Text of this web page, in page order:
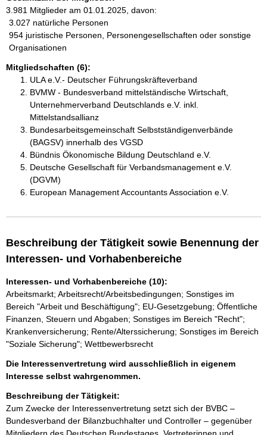
3.981 Mitglieder am 01.01.2025, davon:
3.027 natürliche Personen
954 juristische Personen, Personengesellschaften oder sonstige
Organisationen
Mitgliedschaften (6):
ULA e.V.- Deutscher Führungskräfteverband
BVMW - Bundesverband mittelständische Wirtschaft,
Unternehmerverband Deutschlands e.V. inkl.
Mittelstandsallianz
Bundesarbeitsgemeinschaft Selbstständigenverbände
(BAGSV) innerhalb des VGSD
Bündnis Ökonomische Bildung Deutschland e.V.
Deutsche Gesellschaft für Verbandsmanagement e.V.
(DGVM)
European Management Accountants Association e.V.
Beschreibung der Tätigkeit sowie Benennung der
Interessen- und Vorhabenbereiche
Interessen- und Vorhabenbereiche (10):
Arbeitsmarkt; Arbeitsrecht/Arbeitsbedingungen; Sonstiges im
Bereich "Arbeit und Beschäftigung"; EU-Gesetzgebung; Öffentliche
Finanzen, Steuern und Abgaben; Sonstiges im Bereich "Recht";
Krankenversicherung; Rente/Alterssicherung; Sonstiges im Bereich
"Soziale Sicherung"; Wettbewerbsrecht
Die Interessenvertretung wird ausschließlich in eigenem
Interesse selbst wahrgenommen.
Beschreibung der Tätigkeit:
Zum Zwecke der Interessenvertretung setzt sich der BVBC –
Bundesverband der Bilanzbuchhalter und Controller – gegenüber